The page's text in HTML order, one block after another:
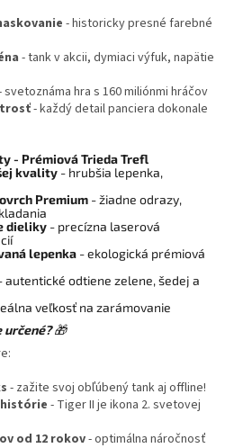
- historicky presné farebné
- tank v akcii, dymiaci výfuk, napätie
svetoznáma hra s 160 miliónmi hráčov
- každý detail panciera dokonale
- Prémiová Trieda Trefl
kvality - hrubšia lepenka,
Premium - žiadne odrazy,
dieliky - precízna laserová
lepenka - ekologická prémiová
autentické odtiene zelene, šedej a
veľkosť na zarámovanie
určené?🎁
- zažite svoj obľúbený tank aj offline!
- Tiger II je ikona 2. svetovej
od 12 rokov- optimálna náročnosť